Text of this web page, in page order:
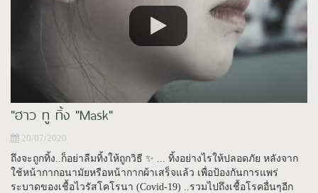
"ฮาว ทู ทิ้ง "Mask"
20/07/2020
ถึงจะถูกทิ้ง..ก็อย่าลืมทิ้งให้ถูกวิธี ✨ ... ทิ้งอย่างไรให้ปลอดภัย หลังจาก
ใช้หน้ากากอนามัยหรือหน้ากากผ้าเสร็จแล้ว เพื่อป้องกันการแพร่
ระบาดของเชื้อไวรัสโคโรนา (Covid-19) ..รวมไปถึงเชื้อโรคอื่นๆอีก